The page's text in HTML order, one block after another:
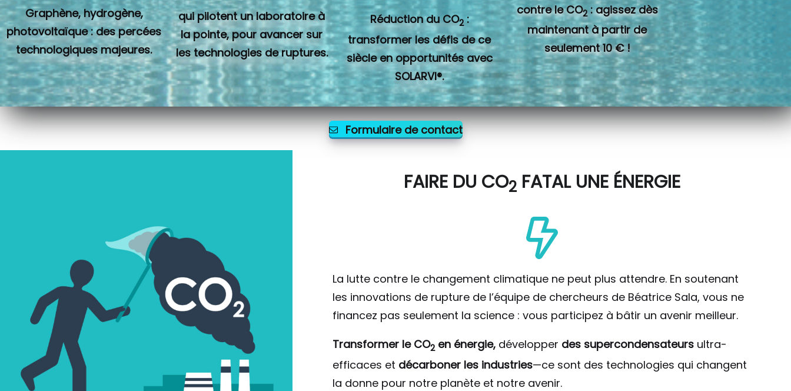
Graphène, hydrogène,
photovoltaïque : des percées
technologiques majeures.
qui pilotent un laboratoire à
la pointe, pour avancer sur
les technologies de ruptures.
Réduction du CO2 :
transformer les défis de ce
siècle en opportunités avec
SOLARVI®.
contre le CO2 : agissez dès
maintenant à partir de
seulement 10 € !
Formulaire de contact
FAIRE DU CO2FATAL UNE ÉNERGIE
La lutte contre le changement climatique ne peut plus attendre. En soutenant
les innovations de rupture de l’équipe de chercheurs de Béatrice Sala, vous ne
financez pas seulement la science : vous participez à bâtir un avenir meilleur.
Transformer le CO2 en énergie, développer des supercondensateurs ultra-
efficaces et décarboner les industries—ce sont des technologies qui changent
la donne pour notre planète et notre avenir.